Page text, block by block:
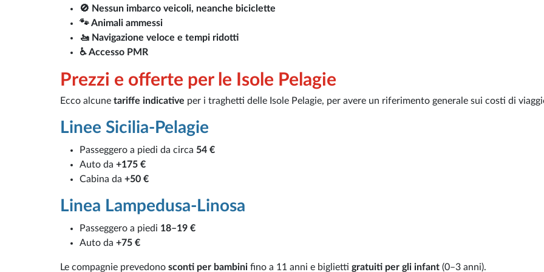
🚫 Nessun imbarco veicoli, neanche biciclette
🐾 Animali ammessi
🚤 Navigazione veloce e tempi ridotti
♿ Accesso PMR
Prezzi e offerte per le Isole Pelagie
Ecco alcune tariffe indicative per i traghetti delle Isole Pelagie, per avere un riferimento generale sui costi di
Linee Sicilia-Pelagie
Passeggero a piedi da circa 54 €
Auto da +175 €
Cabina da +50 €
Linea Lampedusa-Linosa
Passeggero a piedi 18–19 €
Auto da +75 €
Le compagnie prevedono sconti per bambini fino a 11 anni e biglietti gratuiti per gli infant (0–3 anni).